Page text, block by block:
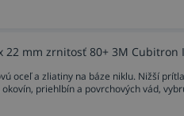
22 mm zrnitosť 80+ 3M Cubitron
oceľ a zliatiny na báze niklu. Nižší
priehlbín a povrchových vád,